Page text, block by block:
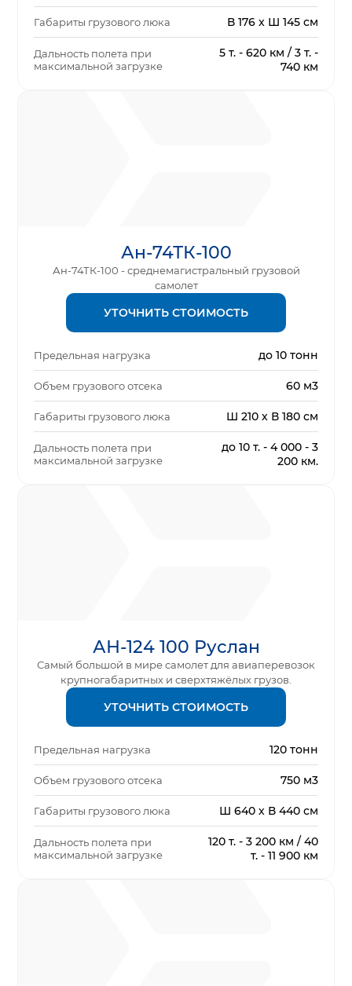
Габариты грузового люка В 176 x Ш 145 см
Дальность полета при
максимальной загрузке
5 т. - 620 км / 3 т. -
740 км
Ан-74ТК-100
Ан-74ТК-100 - среднемагистральный грузовой
самолет
УТОЧНИТЬ СТОИМОСТЬ
Предельная нагрузка до 10 тонн
Объем грузового отсека 60 м3
Габариты грузового люка Ш 210 х В 180 см
Дальность полета при
максимальной загрузке
до 10 т. - 4 000 - 3
200 км.
АН-124 100 Руслан
Самый большой в мире самолет для авиаперевозок
крупногабаритных и сверхтяжёлых грузов.
УТОЧНИТЬ СТОИМОСТЬ
Предельная нагрузка 120 тонн
Объем грузового отсека 750 м3
Габариты грузового люка Ш 640 х В 440 см
Дальность полета при
максимальной загрузке
120 т. - 3 200 км / 40
т. - 11 900 км